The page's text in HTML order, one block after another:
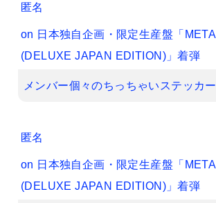
匿名
on 日本独自企画・限定生産盤「
(DELUXE JAPAN EDITION)」着弾
メンバー個々のちっちゃいステッカ
匿名
on 日本独自企画・限定生産盤「
(DELUXE JAPAN EDITION)」着弾